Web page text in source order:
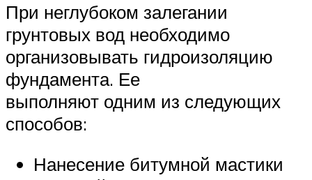
При неглубоком залегании
грунтовых вод необходимо
организовывать гидроизоляцию
фундамента. Ее
выполняют одним из следующих
способов:
Нанесение битумной мастики